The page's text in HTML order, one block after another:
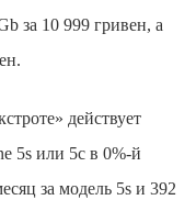
за 10 999 гривен, а
действует
5s или 5c в 0%-й
за модель 5s и 392